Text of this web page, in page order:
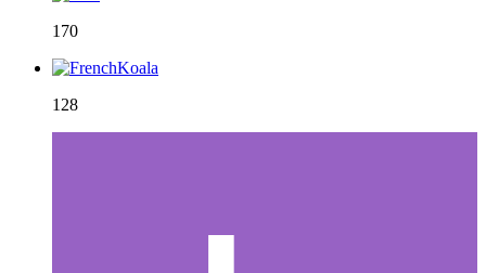
170
128